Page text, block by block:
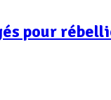
pour